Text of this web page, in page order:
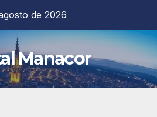
de 2026
Manacor